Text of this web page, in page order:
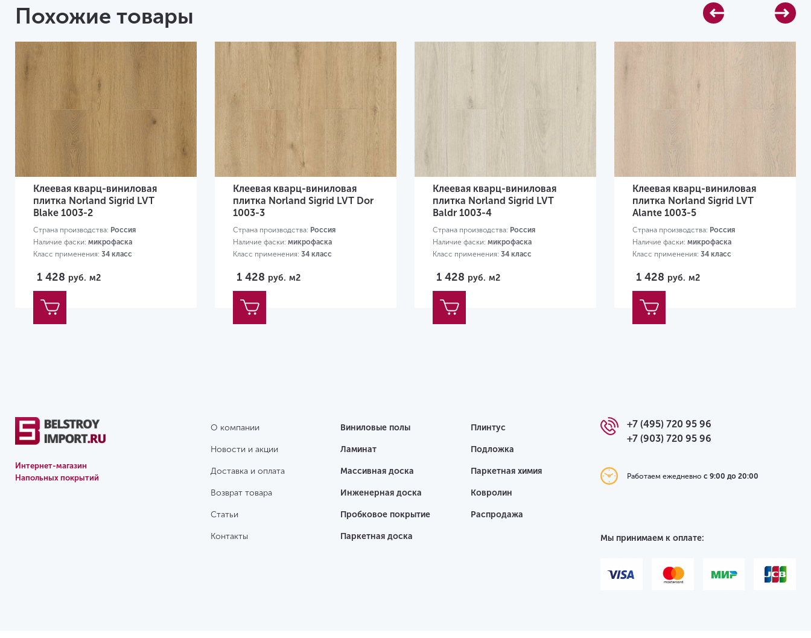
Похожие товары
Клеевая кварц-виниловая
плитка Norland Sigrid LVT
Blake 1003-2
Страна производства: Россия
Наличие фаски: микрофаска
Класс применения: 34 класс
1 428 руб. м2
Клеевая кварц-виниловая
плитка Norland Sigrid LVT Dor
1003-3
Страна производства: Россия
Наличие фаски: микрофаска
Класс применения: 34 класс
1 428 руб. м2
Клеевая кварц-виниловая
плитка Norland Sigrid LVT
Baldr 1003-4
Страна производства: Россия
Наличие фаски: микрофаска
Класс применения: 34 класс
1 428 руб. м2
Клеевая кварц-виниловая
плитка Norland Sigrid LVT
Alante 1003-5
Страна производства: Россия
Наличие фаски: микрофаска
Класс применения: 34 класс
1 428 руб. м2
Интернет-магазин
Напольных покрытий
О компании
Новости и акции
Доставка и оплата
Возврат товара
Статьи
Контакты
Виниловые полы
Ламинат
Массивная доска
Инженерная доска
Пробковое покрытие
Паркетная доска
Плинтус
Подложка
Паркетная химия
Ковролин
Распродажа
+7 (495) 720 95 96
+7 (903) 720 95 96
Работаем ежедневнос 9:00 до 20:00
Мы принимаем к оплате: